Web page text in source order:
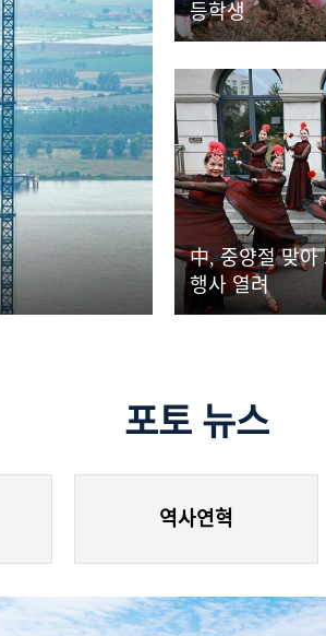
등학생
中, 중양절 맞아
행사 열려
포토 뉴스
역사연혁